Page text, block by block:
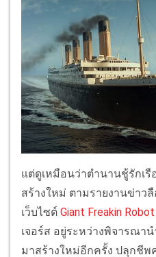
แต่ดูเหมือนว่าตำนานชู้รักเ
สร้างใหม่ ตามรายงานข่าว
เว็บไซต์ Giant Freakin Robot
เจอร์ส อยู่ระหว่างพิจารณา
มาสร้างใหม่อีกครั้ง ปลุกชีพ